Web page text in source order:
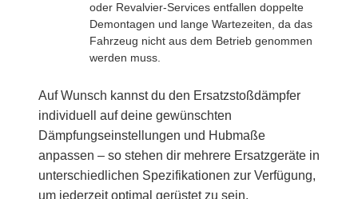
oder Revalvier-Services entfallen doppelte
Demontagen und lange Wartezeiten, da das
Fahrzeug nicht aus dem Betrieb genommen
werden muss.
Auf Wunsch kannst du den Ersatzstoßdämpfer
individuell auf deine gewünschten
Dämpfungseinstellungen und Hubmaße
anpassen – so stehen dir mehrere Ersatzgeräte in
unterschiedlichen Spezifikationen zur Verfügung,
um jederzeit optimal gerüstet zu sein.